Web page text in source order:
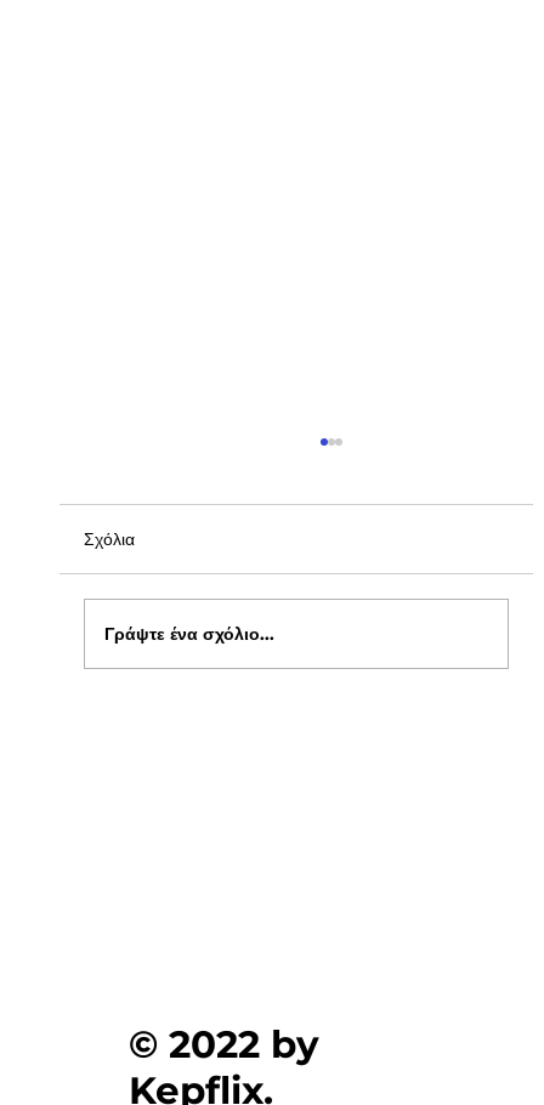
Σχόλια
Γράψτε ένα σχόλιο...
© 2022 by
Kepflix.